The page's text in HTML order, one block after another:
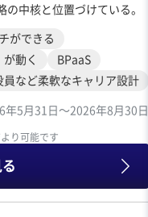
の中核と位置づけている。
ができる
動く
BPaaS
など柔軟なキャリア設計
年5月31日〜2026年8月30日
り可能です